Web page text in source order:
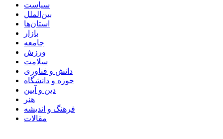
سیاست
بین‌الملل
استان‌ها
بازار
جامعه
ورزش
سلامت
دانش و فناوری
حوزه و دانشگاه
دین و آیین
هنر
فرهنگ و اندیشه
مقالات